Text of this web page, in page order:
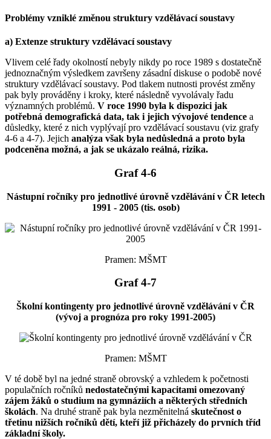
Problémy vzniklé změnou struktury vzdělávací soustavy
a) Extenze struktury vzdělávací soustavy
Vlivem celé řady okolností nebyly nikdy po roce 1989 s dostatečně
jednoznačným výsledkem završeny zásadní diskuse o podobě nové
struktury vzdělávací soustavy. Pod tlakem nutnosti provést změny
pak byly prováděny i kroky, které následně vyvolávaly řadu
významných problémů. V roce 1990 byla k dispozici jak
potřebná demografická data, tak i jejich vývojové tendence a
důsledky, které z nich vyplývají pro vzdělávací soustavu (viz grafy
4-6 a 4-7). Jejich analýza však byla nedůsledná a proto byla
podceněna možná, a jak se ukázalo reálná, rizika.
Graf 4-6
Nástupní ročníky pro jednotlivé úrovně vzdělávání v ČR letech
1991 - 2005 (tis. osob)
Pramen: MŠMT
Graf 4-7
Školní kontingenty pro jednotlivé úrovně vzdělávání v ČR
(vývoj a prognóza pro roky 1991-2005)
Pramen: MŠMT
V té době byl na jedné straně obrovský a vzhledem k početnosti
populačních ročníků nedostatečnými kapacitami omezovaný
zájem žáků o studium na gymnáziích a některých středních
školách. Na druhé straně pak byla nezměnitelná skutečnost o
třetinu nižších ročníků dětí, kteří již přicházely do prvních tříd
základní školy.